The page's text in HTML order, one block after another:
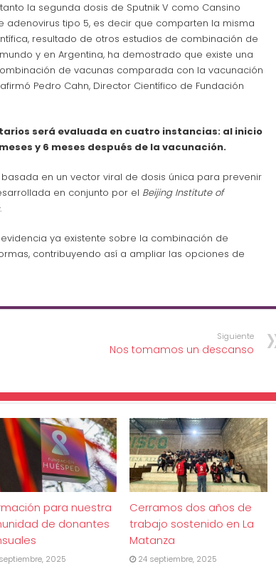
la segunda dosis de Sputnik V como Cansino
adenovirus tipo 5, es decir que comparten la misma
resultado de otros estudios de combinación de
y en Argentina, ha demostrado que existe una
de vacunas comparada con la vacunación
Pedro Cahn, Director Científico de Fundación
será evaluada en cuatro instancias: al inicio
y 6 meses después de la vacunación.
en un vector viral de dosis única para prevenir
en conjunto por el Beijing Institute of
.
ya existente sobre la combinación de
contribuyendo así a ampliar las opciones de
Siguiente
Nos tomamos un descanso
para nuestra
de donantes
2025
Cerramos dos años de
trabajo sostenido en La
Matanza
24 septiembre, 2025